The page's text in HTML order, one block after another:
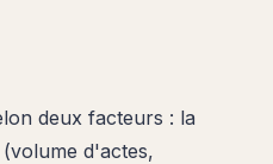
deux facteurs : la
d'actes,